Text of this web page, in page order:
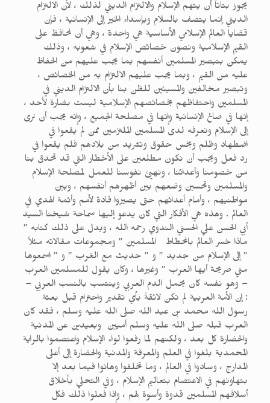
يجوز بتاتاً أن يتهم الإسلام والالتزام الديني لذلك ، لأن الالتزام
الديني إنما يتصف بالسلام وبإسداء الخير إلى الإنسانية ، فإن
قضايا العالم الإسلامي الأساسية هي واحدة ، وهي أن نحافظ على
القيم الإسلامية ونصون خصائص الإسلام في شعوبه ، وذلك
يمكن بتبصير المسلمين أنفسهم بما يجب عليهم من الحفاظ
عليه من القيم ، وبما يجب عليهم الالتزام به من الخصائص ،
وتبصير مخالفين والمسيئين للظن بنا بأن الالتزام الديني في
المسلمين واحتفاظهم بخصائصهم الإسلامية ليست بضارة لأحد ،
إنها في صالح الإنسانية وإنها في مصلحة الجميع ، وإنه يجب أن نرى
إلى الإسلام ونعرفه لدى المسلمين الملتزمين ممن لم يقعوا في
اضطهاد وظلم وبخس حقوق وتشريد من بلادهم فلم يقعوا في
رد فعل ويجب أن نكون مطلعين على الأخطار التي قد تحدق بنا
من خصومنا وأعدائنا ، ونهيئ نفوسنا للعمل لمصلحة الإسلام
والمسلمين وتحسين وضعهم بين أظهرهم أنفسهم ، وبين
مواطنيهم ، وأمام أعدائهم حتى يصيروا قادة لأمم وأئمة الهدي في
العالم . وهذه هي الأفكار التي كان يدعو إليها سماحة شيخنا السيد
أبي الحسن علي الحسني الندوي رحمه الله ، ويدل على ذلك كتابه ”
ماذا خسر العالم بانحطاط المسلمين ” ومجموعات مقالاته مثلاً
” إلى الإسلام من جديد ” و ” حديث مع الغرب ” و ” اسمعوها
مني صريحة أيها العرب ” وغيرها ، وكان يقول للمسلمين العرب
– وهو نفسه كان يحمل الدم العربي وينتسب بالنسب العربي –
: إن الأمة العربية لم تكن لائقةً بأي تقدير واحترام قبل بعثة
رسول الله محمد بن عبد الله صلى الله عليه وسلم ، فقد كان
العرب قبله صلى الله عليه وسلم أميين وبعيدين عن المدنية
والحضارة كل بعد ، ولكنهم لما رفعوا لواء الإسلام واعتصموا بالراية
المحمدية بلغوا في العلم والمعرفة والمدنية والحضارة إلى أعلى
المدارج ، وسادوا في العالم ، وما تخلفوا وهانوا فيما بعد إلا
بتهاونهم في الاعتصام بتعاليم الإسلام ، وفي التحلي بأخلاق
أسلافهم المسلمين قدوة وأسوة لهم ، وإذا فعلوا ذلك فكل